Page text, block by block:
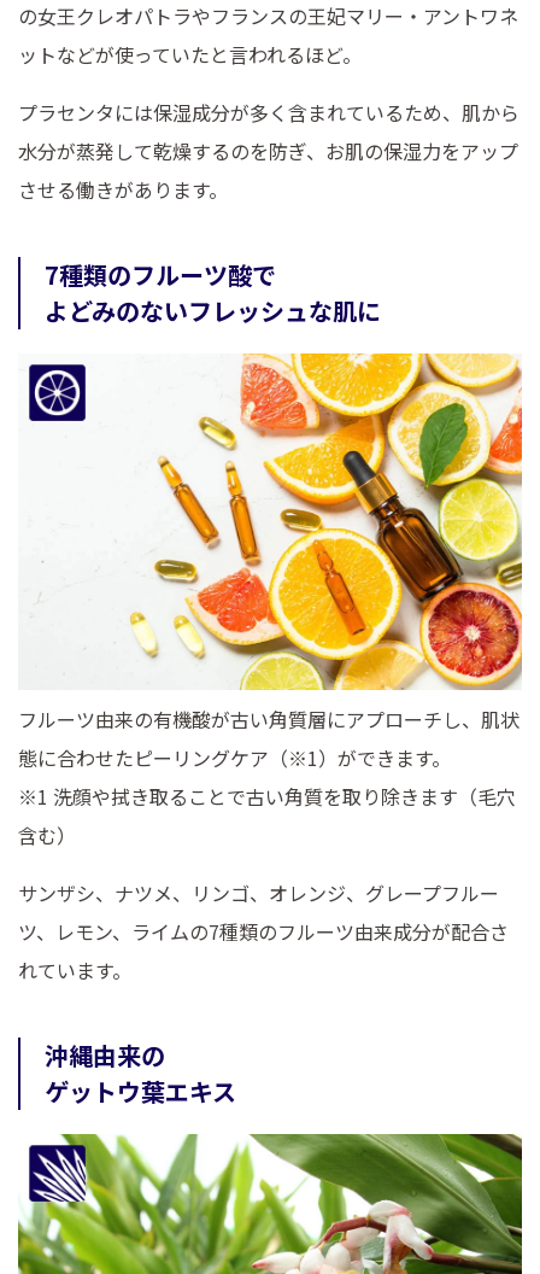
の女王クレオパトラやフランスの王妃マリー・アントワネ
ットなどが使っていたと言われるほど。
プラセンタには保湿成分が多く含まれているため、肌から
水分が蒸発して乾燥するのを防ぎ、お肌の保湿力をアップ
させる働きがあります。
7種類のフルーツ酸で
よどみのないフレッシュな肌に
フルーツ由来の有機酸が古い角質層にアプローチし、肌状
態に合わせたピーリングケア（※1）ができます。
※1 洗顔や拭き取ることで古い角質を取り除きます（毛穴
含む）
サンザシ、ナツメ、リンゴ、オレンジ、グレープフルー
ツ、レモン、ライムの7種類のフルーツ由来成分が配合さ
れています。
沖縄由来の
ゲットウ葉エキス